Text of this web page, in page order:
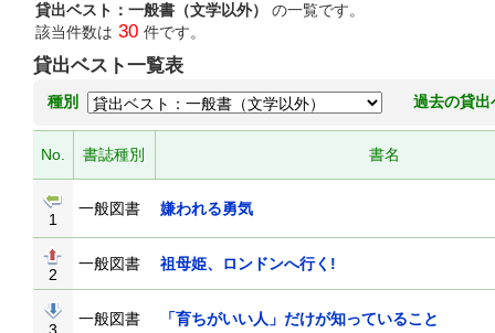
貸出ベスト：一般書（文学以外）
の一覧です。
該当件数は 30 件です。
貸出ベスト一覧表
種別 過去の貸出
No. 書誌種別 書名
1
一般図書 嫌われる勇気
2
一般図書 祖母姫、ロンドンへ行く!
一般図書 「育ちがいい人」だけが知っていること